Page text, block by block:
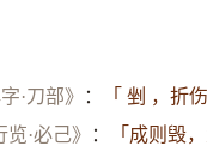
·刀部》 ：
「 剉 ，折
览·必己》
： 「成则毁